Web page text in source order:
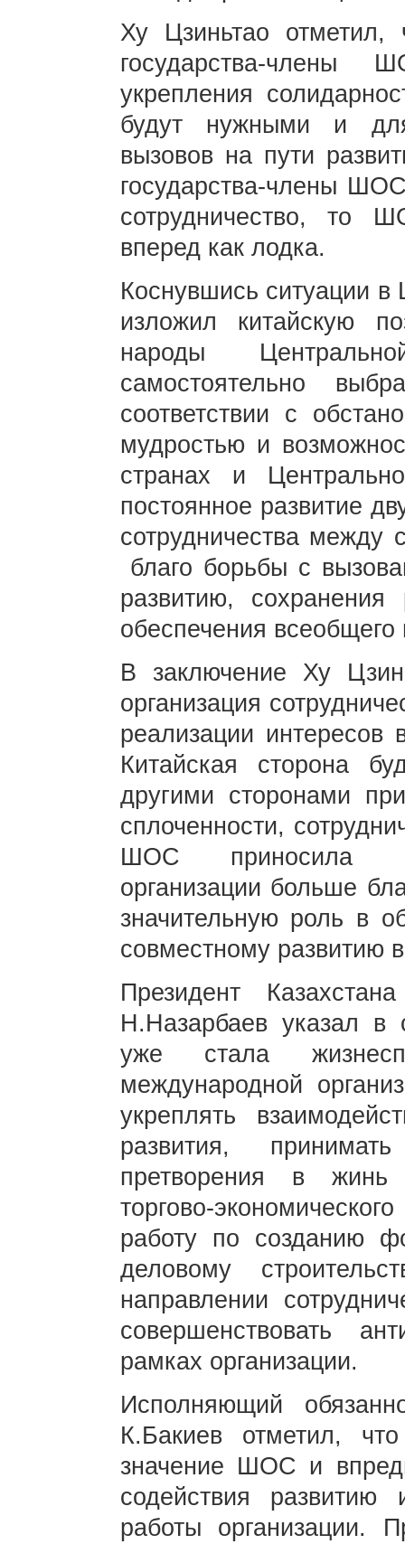
Ху Цзиньтао отметил,
государства-
укрепления
будут нужными и
вызовов на пути
государства-члены
сотрудничество, то
вперед как лодка.
Коснувшись ситуации в
изложил китайскую
народы
самостоятельно
соответствии с
мудростью и
странах и
постоянное развитие
сотрудничества между
благо борьбы с
развитию, сохранения
обеспечения всеобщего
В заключение Ху
организация
реализации интересов
Китайская сторона
другими сторонами
сплоченности,
ШОС приносила
организации больше
значительную роль в
совместному развитию
Президент
Н.Назарбаев указал
уже стала
международной
укреплять
развития,
претворения в жинь
торгово-
работу по созданию
деловому
направлении
совершенствовать
рамках организации.
Исполняющий
К.Бакиев отметил,
значение ШОС и
содействия
работы организации.